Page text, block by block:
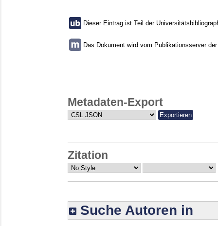
Dieser Eintrag ist Teil der
Das Dokument wird vom Publikationsserver
Metadaten-Export
Zitation
Suche Autoren in